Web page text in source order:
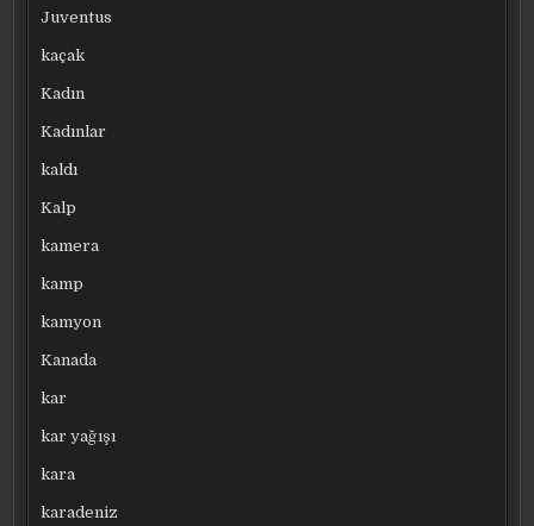
Juventus
kaçak
Kadın
Kadınlar
kaldı
Kalp
kamera
kamp
kamyon
Kanada
kar
kar yağışı
kara
karadeniz